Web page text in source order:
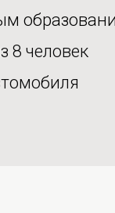
8 человек